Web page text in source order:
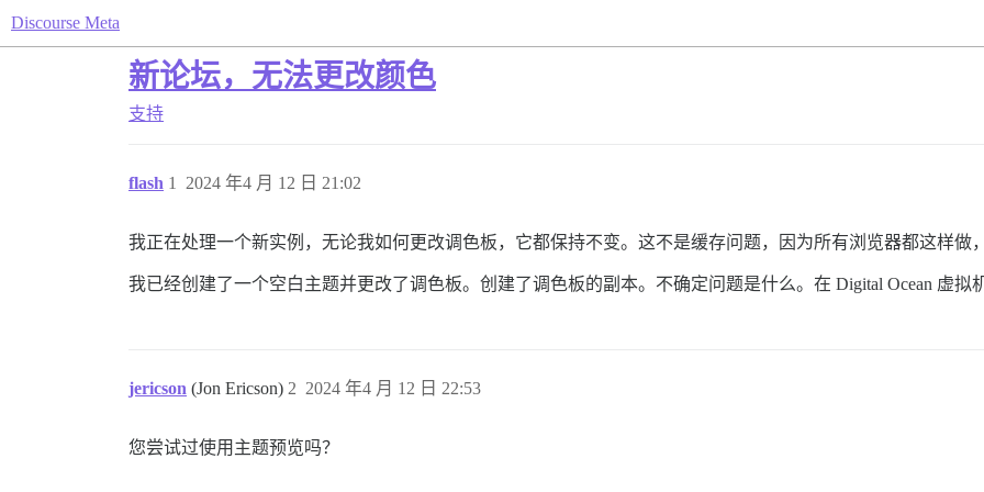
Discourse Meta
新论坛，无法更改颜色
支持
flash 2024 年4 月 12 日 21:02
1
我正在处理一个新实例，无论我如何更改调色板，它都保持不变。这不是缓存问题，因为所有浏览器都这样做
我已经创建了一个空白主题并更改了调色板。创建了调色板的副本。不确定问题是什么。在 Digital Ocean 虚拟
jericson (Jon Ericson) 2024 年4 月 12 日 22:53
2
您尝试过使用主题预览吗？